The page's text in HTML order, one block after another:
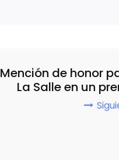
Mención de honor
La Salle en un